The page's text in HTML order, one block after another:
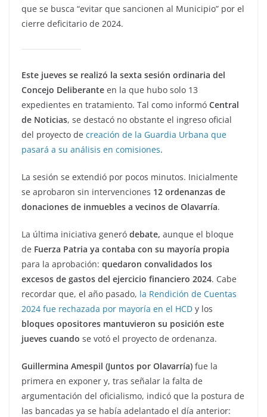
que se busca “evitar que sancionen al Municipio” por el
cierre deficitario de 2024.
Este jueves se realizó la sexta sesión ordinaria del
Concejo Deliberante en la que hubo solo 13
expedientes en tratamiento. Tal como informó Central
de Noticias, se destacó no obstante el ingreso oficial
del proyecto de creación de la Guardia Urbana que
pasará a su análisis en comisiones.
La sesión se extendió por pocos minutos. Inicialmente
se aprobaron sin intervenciones 12 ordenanzas de
donaciones de inmuebles a vecinos de Olavarría.
La última iniciativa generó debate, aunque el bloque
de Fuerza Patria ya contaba con su mayoría propia
para la aprobación: quedaron convalidados los
excesos de gastos del ejercicio financiero 2024. Cabe
recordar que, el año pasado, la Rendición de Cuentas
2024 fue rechazada por mayoría en el HCD y los
bloques opositores mantuvieron su posición este
jueves cuando se votó el proyecto de ordenanza.
Guillermina Amespil (Juntos por Olavarría) fue la
primera en exponer y, tras señalar la falta de
argumentación del oficialismo, indicó que la postura de
las bancadas ya se había adelantado el día anterior: